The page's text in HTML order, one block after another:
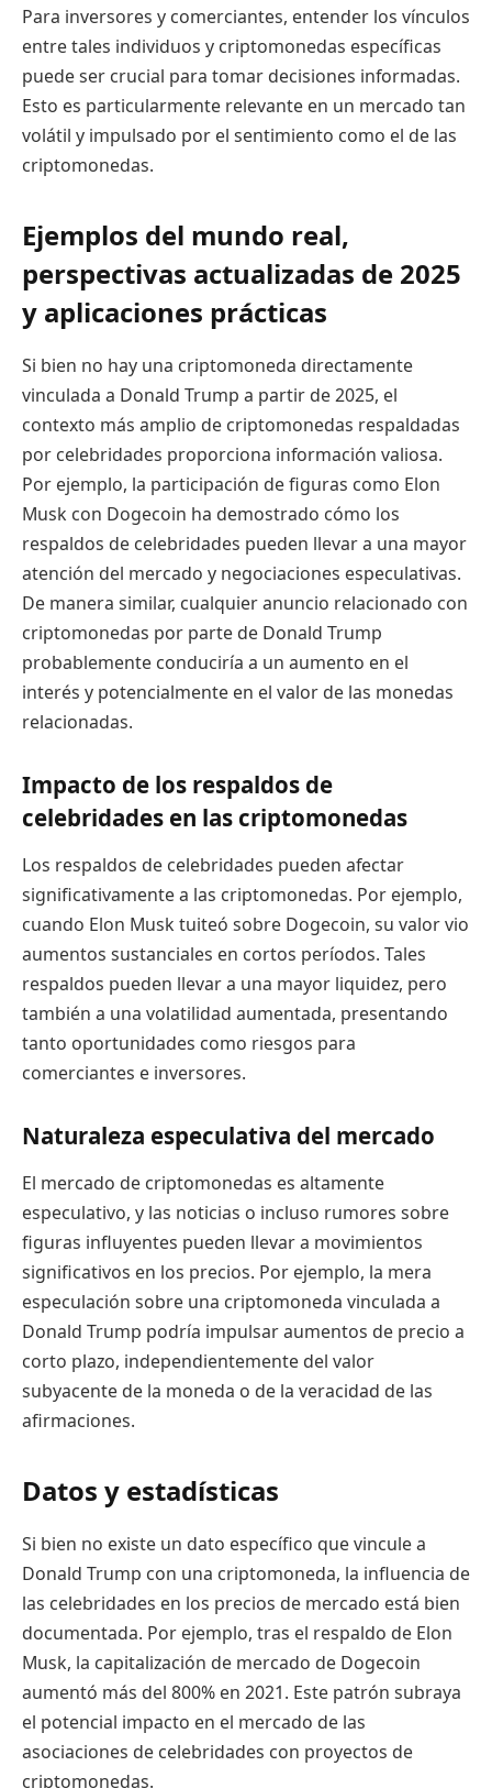
Para inversores y comerciantes, entender los vínculos
entre tales individuos y criptomonedas específicas
puede ser crucial para tomar decisiones informadas.
Esto es particularmente relevante en un mercado tan
volátil y impulsado por el sentimiento como el de las
criptomonedas.
Ejemplos del mundo real,
perspectivas actualizadas de 2025
y aplicaciones prácticas
Si bien no hay una criptomoneda directamente
vinculada a Donald Trump a partir de 2025, el
contexto más amplio de criptomonedas respaldadas
por celebridades proporciona información valiosa.
Por ejemplo, la participación de figuras como Elon
Musk con Dogecoin ha demostrado cómo los
respaldos de celebridades pueden llevar a una mayor
atención del mercado y negociaciones especulativas.
De manera similar, cualquier anuncio relacionado con
criptomonedas por parte de Donald Trump
probablemente conduciría a un aumento en el
interés y potencialmente en el valor de las monedas
relacionadas.
Impacto de los respaldos de
celebridades en las criptomonedas
Los respaldos de celebridades pueden afectar
significativamente a las criptomonedas. Por ejemplo,
cuando Elon Musk tuiteó sobre Dogecoin, su valor vio
aumentos sustanciales en cortos períodos. Tales
respaldos pueden llevar a una mayor liquidez, pero
también a una volatilidad aumentada, presentando
tanto oportunidades como riesgos para
comerciantes e inversores.
Naturaleza especulativa del mercado
El mercado de criptomonedas es altamente
especulativo, y las noticias o incluso rumores sobre
figuras influyentes pueden llevar a movimientos
significativos en los precios. Por ejemplo, la mera
especulación sobre una criptomoneda vinculada a
Donald Trump podría impulsar aumentos de precio a
corto plazo, independientemente del valor
subyacente de la moneda o de la veracidad de las
afirmaciones.
Datos y estadísticas
Si bien no existe un dato específico que vincule a
Donald Trump con una criptomoneda, la influencia de
las celebridades en los precios de mercado está bien
documentada. Por ejemplo, tras el respaldo de Elon
Musk, la capitalización de mercado de Dogecoin
aumentó más del 800% en 2021. Este patrón subraya
el potencial impacto en el mercado de las
asociaciones de celebridades con proyectos de
criptomonedas.